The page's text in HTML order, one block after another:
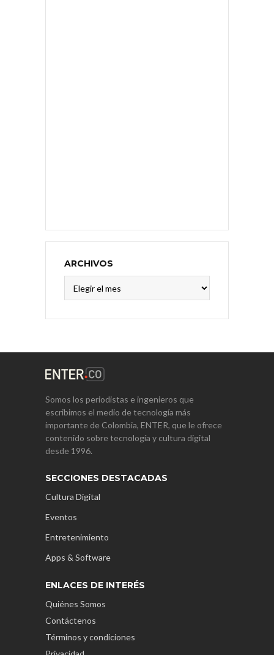
ARCHIVOS
Somos los periodistas e ingenieros que
escribimos el medio de tecnología más
importante de Colombia, ENTER, que le ofrece
contenido sobre tecnología y cultura digital
desde 1996.
SECCIONES DESTACADAS
Cultura Digital
Eventos
Entretenimiento
Apps & Software
ENLACES DE INTERÉS
Quiénes Somos
Contáctenos
Términos y condiciones